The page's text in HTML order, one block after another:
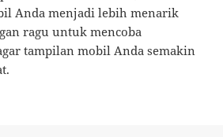
Anda menjadi lebih menarik
ragu untuk mencoba
tampilan mobil Anda semakin